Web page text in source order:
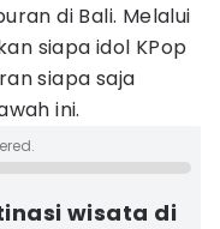
di Bali. Melalui
siapa idol KPop
siapa saja
ini.
wisata di